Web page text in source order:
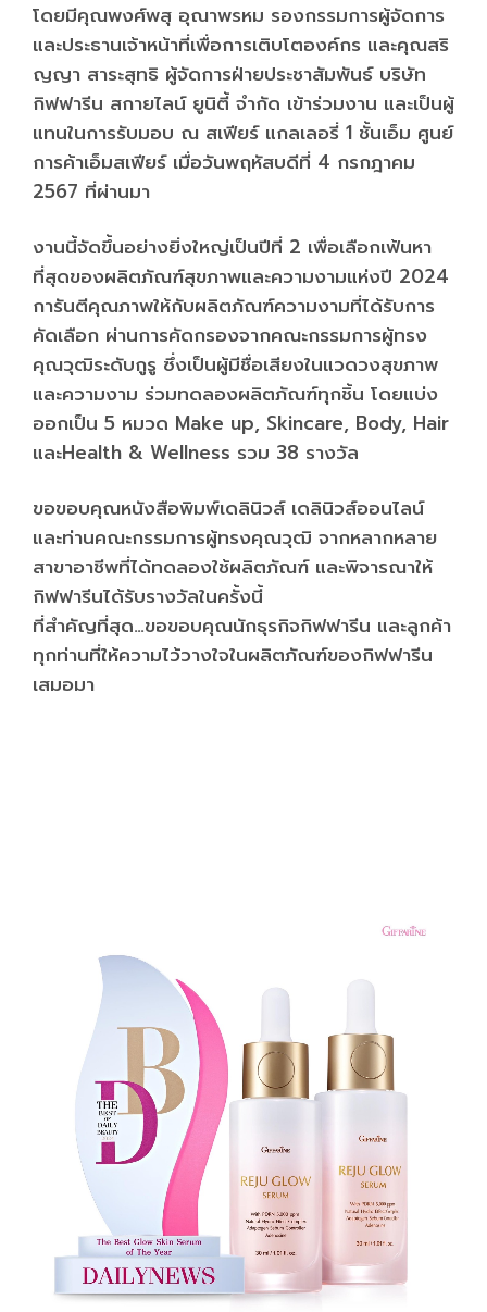
โดยมีคุณพงศ์พสุ อุณาพรหม รองกรรมการผู้จัดการ
และประธานเจ้าหน้าที่เพื่อการเติบโตองค์กร และคุณสริ
ญญา สาระสุทธิ ผู้จัดการฝ่ายประชาสัมพันธ์ บริษัท
กิฟฟารีน สกายไลน์ ยูนิตี้ จำกัด เข้าร่วมงาน และเป็นผู้
แทนในการรับมอบ ณ สเฟียร์ แกลเลอรี่ 1 ชั้นเอ็ม ศูนย์
การค้าเอ็มสเฟียร์ เมื่อวันพฤหัสบดีที่ 4 กรกฎาคม
2567 ที่ผ่านมา
งานนี้จัดขึ้นอย่างยิ่งใหญ่เป็นปีที่ 2 เพื่อเลือกเฟ้นหา
ที่สุดของผลิตภัณฑ์สุขภาพและความงามแห่งปี 2024
การันตีคุณภาพให้กับผลิตภัณฑ์ความงามที่ได้รับการ
คัดเลือก ผ่านการคัดกรองจากคณะกรรมการผู้ทรง
คุณวุฒิระดับกูรู ซึ่งเป็นผู้มีชื่อเสียงในแวดวงสุขภาพ
และความงาม ร่วมทดลองผลิตภัณฑ์ทุกชิ้น โดยแบ่ง
ออกเป็น 5 หมวด Make up, Skincare, Body, Hair
และHealth & Wellness รวม 38 รางวัล
ขอขอบคุณหนังสือพิมพ์เดลินิวส์ เดลินิวส์ออนไลน์
และท่านคณะกรรมการผู้ทรงคุณวุฒิ จากหลากหลาย
สาขาอาชีพที่ได้ทดลองใช้ผลิตภัณฑ์ และพิจารณาให้
กิฟฟารีนได้รับรางวัลในครั้งนี้
ที่สำคัญที่สุด…ขอขอบคุณนักธุรกิจกิฟฟารีน และลูกค้า
ทุกท่านที่ให้ความไว้วางใจในผลิตภัณฑ์ของกิฟฟารีน
เสมอมา